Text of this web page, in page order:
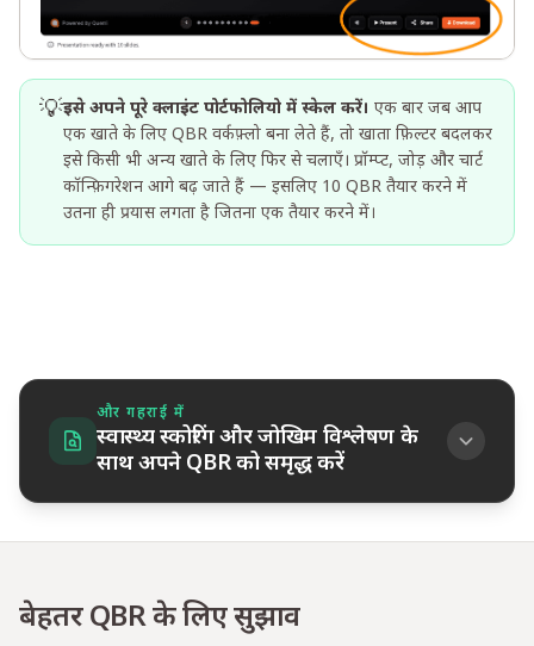
💡इसे अपने पूरे क्लाइंट पोर्टफोलियो में स्केल करें। एक बार जब आप
एक खाते के लिए QBR वर्कफ़्लो बना लेते हैं, तो खाता फ़िल्टर बदलकर
इसे किसी भी अन्य खाते के लिए फिर से चलाएँ। प्रॉम्प्ट, जोड़ और चार्ट
कॉन्फ़िगरेशन आगे बढ़ जाते हैं — इसलिए 10 QBR तैयार करने में
उतना ही प्रयास लगता है जितना एक तैयार करने में।
और गहराई में
स्वास्थ्य स्कोरिंग और जोखिम विश्लेषण के
साथ अपने QBR को समृद्ध करें
बेहतर QBR के लिए सुझाव